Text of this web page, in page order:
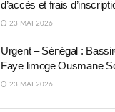
d’accès et frais
23 MAI 2026
Urgent – Sénégal :
Faye limoge Ousmane
23 MAI 2026